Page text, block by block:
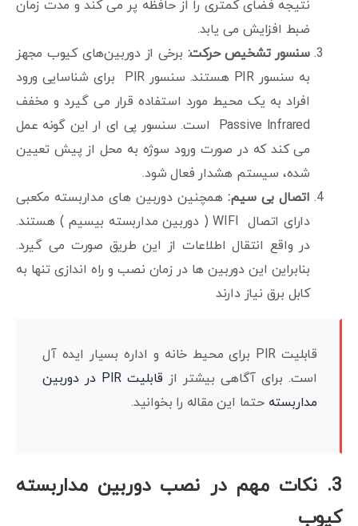
نتیجه فضای کمتری را از حافظه پر می کند و مدت زمان
ضبط افزایش می یابد.
سنسور تشخیص حرکت: برخی از دوربین‌های کیوب مجهز
به سنسور PIR هستند. سنسور PIR برای شناسایی ورود
افراد به یک محیط مورد استفاده قرار می گیرد و مخفف
Passive Infrared است. سنسور پی ای ار این گونه عمل
می کند که در صورت ورود سوژه به محل از پیش تعیین
شده، سیستم هشدار فعال شود.
اتصال بی سیم:همچنین دوربین های مداربسته مکعبی
دارای اتصال WIFI ( دوربین مداربسته بیسیم ) هستند.
در واقع انتقال اطلاعات از این طریق صورت می گیرد.
بنابراین این دوربین ها در زمان نصب و راه اندازی تنها به
کابل برق نیاز دارند
قابلیت PIR برای محیط خانه و اداره بسیار ایده آل
است. برای آگاهی بیشتر از
قابلیت PIR در دوربین
مداربسته حتما این مقاله را بخوانید.
3. نکات مهم در نصب دوربین مداربسته
کیوب